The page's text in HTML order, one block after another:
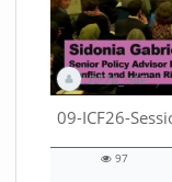
DEZA_HAF
01:18:01 duration
97